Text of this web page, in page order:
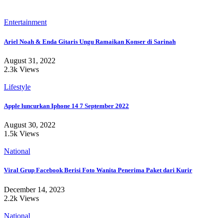
Entertainment
Ariel Noah & Enda Gitaris Ungu Ramaikan Konser di Sarinah
August 31, 2022
2.3k Views
Lifestyle
Apple luncurkan Iphone 14 7 September 2022
August 30, 2022
1.5k Views
National
Viral Grup Facebook Berisi Foto Wanita Penerima Paket dari Kurir
December 14, 2023
2.2k Views
National